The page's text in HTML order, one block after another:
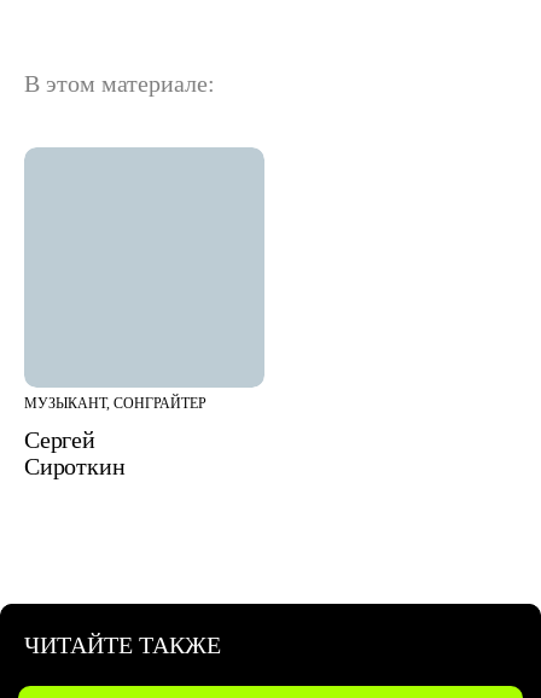
В этом материале:
МУЗЫКАНТ, СОНГРАЙТЕР
Сергей
Сироткин
ЧИТАЙТЕ ТАКЖЕ